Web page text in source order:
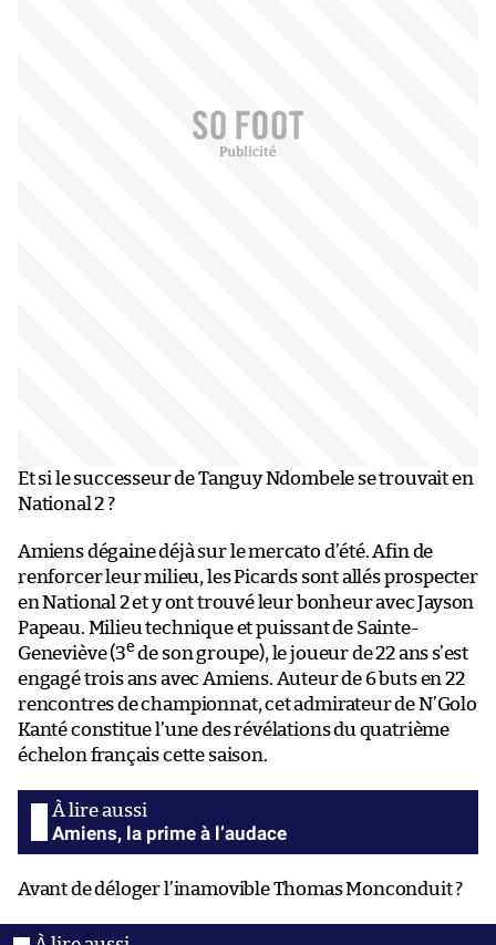
Et si le successeur de Tanguy Ndombele se trouvait en
National 2 ?
Amiens dégaine déjà sur le mercato d’été. Afin de
renforcer leur milieu, les Picards sont allés prospecter
en National 2 et y ont trouvé leur bonheur avec Jayson
Papeau. Milieu technique et puissant de Sainte-
Geneviève (3e de son groupe), le joueur de 22 ans s’est
engagé trois ans avec Amiens. Auteur de 6 buts en 22
rencontres de championnat, cet admirateur de N’Golo
Kanté constitue l’une des révélations du quatrième
échelon français cette saison.
Amiens, la prime à l’audace
Avant de déloger l’inamovible Thomas Monconduit ?